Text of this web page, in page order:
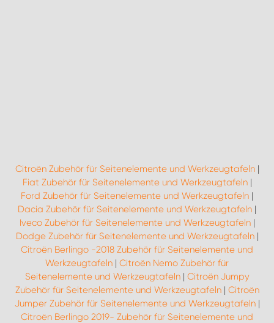
Citroën Zubehör für Seitenelemente und Werkzeugtafeln|
Fiat Zubehör für Seitenelemente und Werkzeugtafeln|
Ford Zubehör für Seitenelemente und Werkzeugtafeln |
Dacia Zubehör für Seitenelemente und Werkzeugtafeln |
Iveco Zubehör für Seitenelemente und Werkzeugtafeln|
Dodge Zubehör für Seitenelemente und Werkzeugtafeln|
Citroën Berlingo -2018 Zubehör für Seitenelemente und
Werkzeugtafeln | Citroën Nemo Zubehör für
Seitenelemente und Werkzeugtafeln| Citroën Jumpy
Zubehör für Seitenelemente und Werkzeugtafeln| Citroën
Jumper Zubehör für Seitenelemente und Werkzeugtafeln|
Citroën Berlingo 2019- Zubehör für Seitenelemente und